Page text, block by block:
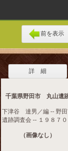
前を表示
詳 細
千葉県野田市 丸山遺
下津谷 達男／編 -- 野
遺跡調査会 -- １９８７０
（画像なし）